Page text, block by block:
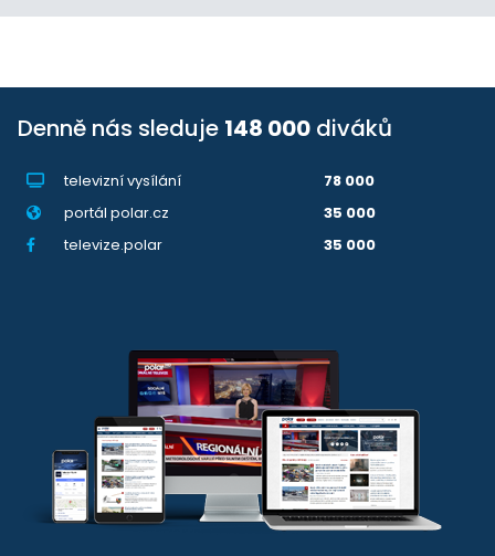
Denně nás sleduje 148 000 diváků
televizní vysílání
78 000
portál polar.cz
35 000
televize.polar
35 000